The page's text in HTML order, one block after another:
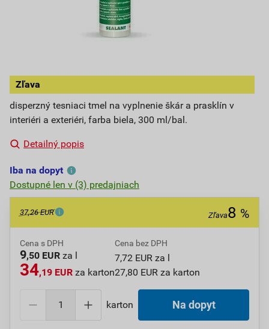
Zľava
disperzný tesniaci tmel na vyplnenie škár a prasklín v
interiéri a exteriéri, farba biela, 300 ml/bal.
Detailný popis
Iba na dopyt
Dostupné len v (3) predajniach
37,26 EUR Zľava8 %
Cena s DPH
9,50 EUR za l
34,19 EUR za karton
Cena bez DPH
7,72 EUR za l
27,80 EUR za karton
karton Na dopyt